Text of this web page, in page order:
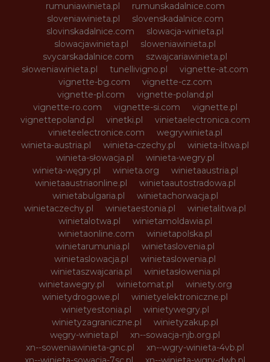
rumuniawinieta.pl
rumunskadalnice.com
sloveniawinieta.pl
slovenskadalnice.com
slovinskadalnice.com
slowacja-winieta.pl
slowacjawinieta.pl
sloweniawinieta.pl
svycarskadalnice.com
szwajcariawinieta.pl
słoweniawinieta.pl
tunellivigno.pl
vignette-at.com
vignette-bg.com
vignette-cz.com
vignette-pl.com
vignette-poland.pl
vignette-ro.com
vignette-si.com
vignette.pl
vignettepoland.pl
vinetki.pl
vinietaelectronica.com
vinieteelectronice.com
wegrywinieta.pl
winieta-austria.pl
winieta-czechy.pl
winieta-litwa.pl
winieta-słowacja.pl
winieta-wegry.pl
winieta-węgry.pl
winieta.org
winietaaustria.pl
winietaaustriaonline.pl
winietaautostradowa.pl
winietabulgaria.pl
winietachorwacja.pl
winietaczechy.pl
winietaestonia.pl
winietalitwa.pl
winietalotwa.pl
winietamoldawia.pl
winietaonline.com
winietapolska.pl
winietarumunia.pl
winietaslovenia.pl
winietaslowacja.pl
winietaslowenia.pl
winietaszwajcaria.pl
winietasłowenia.pl
winietawegry.pl
winietomat.pl
winiety.org
winietydrogowe.pl
winietyelektroniczne.pl
winietyestonia.pl
winietywegry.pl
winietyzagraniczne.pl
winietyzakup.pl
węgry-winieta.pl
xn--sowacja-njb.org.pl
xn--soweniawinieta-gnc.pl
xn--wgry-winieta-4vb.pl